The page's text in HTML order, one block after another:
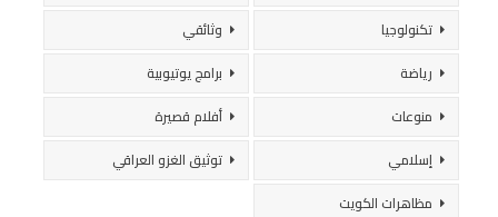
تكنولوجيا
وثائقي
رياضة
برامج يوتيوبية
منوعات
أفلام قصيرة
إسلامي
توثيق الغزو العراقي
مظاهرات الكويت